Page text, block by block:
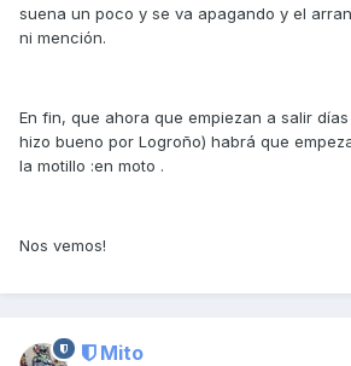
suena un poco y se va apagando y el
ni mención.
En fin, que ahora que empiezan a salir
hizo bueno por Logroño) habrá que
la motillo :en moto .
Nos vemos!
Mito